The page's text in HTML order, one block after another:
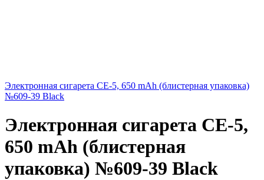
Электронная сигарета CE-5, 650 mAh (блистерная упаковка)
№609-39 Black
Электронная сигарета CE-5,
650 mAh (блистерная
упаковка) №609-39 Black